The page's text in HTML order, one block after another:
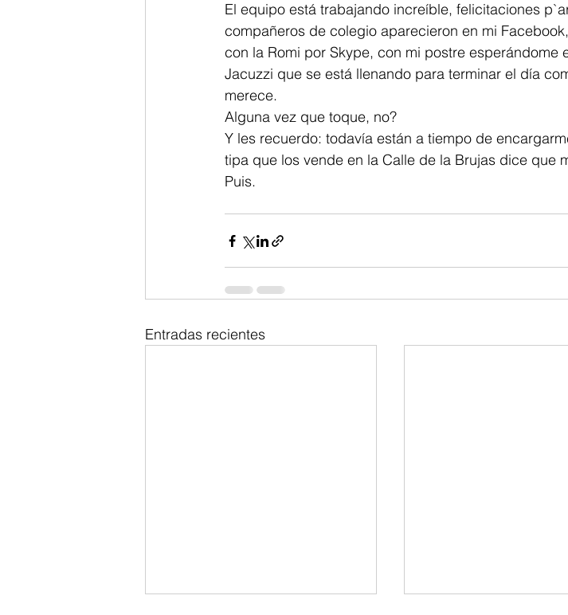
El equipo está trabajando increíble, felicitaciones
compañeros de colegio aparecieron en mi
con la Romi por Skype, con mi postre esperándome
Jacuzzi que se está llenando para terminar el día
merece.
Alguna vez que toque, no?
Y les recuerdo: todavía están a tiempo de
tipa que los vende en la Calle de la Brujas dice que
Puis.
Entradas recientes